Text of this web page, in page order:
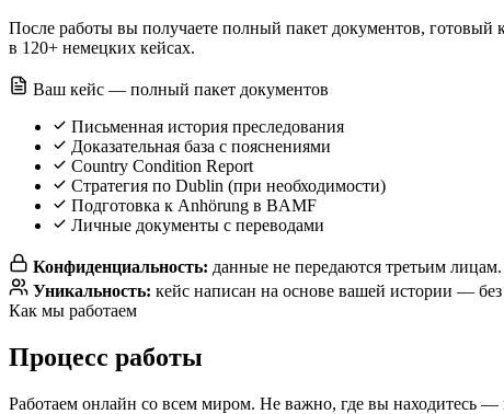
После работы вы получаете полный пакет документов,
в 120+ немецких кейсах.
Ваш кейс — полный пакет документов
Письменная история преследования
Доказательная база с пояснениями
Country Condition Report
Стратегия по Dublin (при необходимости)
Подготовка к Anhörung в BAMF
Личные документы с переводами
Конфиденциальность: данные не передаются третьим
Уникальность: кейс написан на основе вашей истории —
Как мы работаем
Процесс работы
Работаем онлайн со всем миром. Не важно, где вы находитесь —